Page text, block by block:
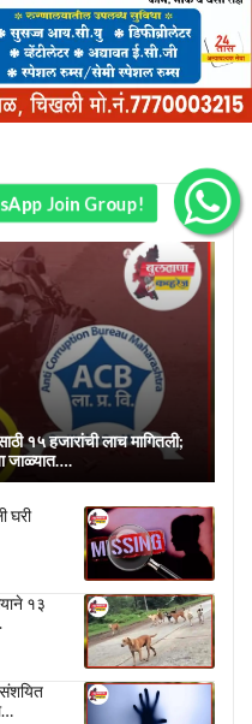
१५ हजारांची लाच मागितली;
जाळ्यात….
घरी
१३
Join Group!